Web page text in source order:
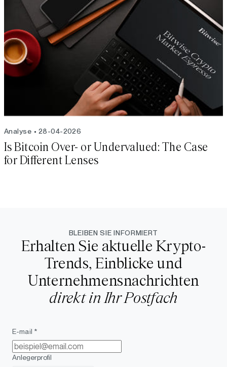
Analyse 28-04-2026
Is Bitcoin Over- or Undervalued: The Case
for Different Lenses
BLEIBEN SIE INFORMIERT
Erhalten Sie aktuelle Krypto-
Trends, Einblicke und
Unternehmensnachrichten
direkt in Ihr Postfach
E-mail *
Anlegerprofil